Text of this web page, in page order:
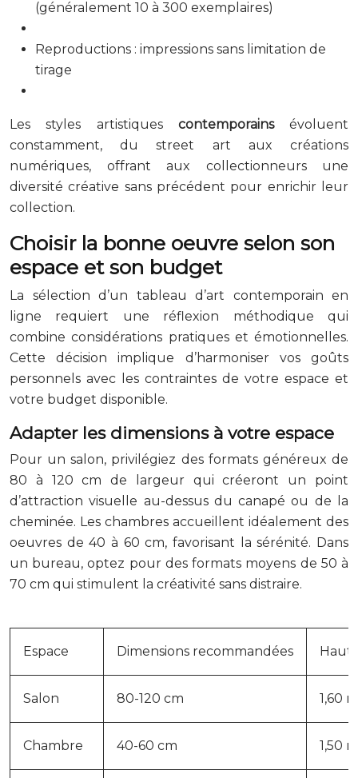
(généralement 10 à 300 exemplaires)
Reproductions : impressions sans limitation de
tirage
Les styles artistiques contemporainsévoluent
constamment, du street art aux créations
numériques, offrant aux collectionneurs une
diversité créative sans précédent pour enrichir leur
collection.
Choisir la bonne oeuvre selon son
espace et son budget
La sélection d’un tableau d’art contemporain en
ligne requiert une réflexion méthodique qui
combine considérations pratiques et émotionnelles.
Cette décision implique d’harmoniser vos goûts
personnels avec les contraintes de votre espace et
votre budget disponible.
Adapter les dimensions à votre espace
Pour un salon, privilégiez des formats généreux de
80 à 120 cm de largeur qui créeront un point
d’attraction visuelle au-dessus du canapé ou de la
cheminée. Les chambres accueillent idéalement des
oeuvres de 40 à 60 cm, favorisant la sérénité. Dans
un bureau, optez pour des formats moyens de 50 à
70 cm qui stimulent la créativité sans distraire.
Espace Dimensions recommandées
Salon 80-120 cm 1,60 m
Chambre 40-60 cm 1,50 m